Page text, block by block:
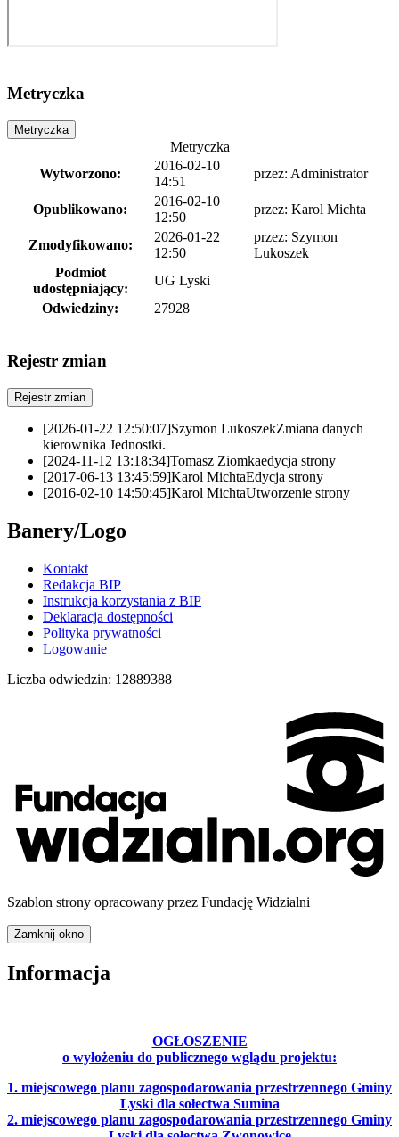
Metryczka
Metryczka
Metryczka
Wytworzono:
2016-02-10
14:51
przez: Administrator
Opublikowano:
2016-02-10
12:50
przez: Karol Michta
Zmodyfikowano:
2026-01-22
12:50
przez: Szymon
Lukoszek
Podmiot
udostępniający:
UG Lyski
Odwiedziny:
27928
Rejestr zmian
Rejestr zmian
[2026-01-22 12:50:07]Szymon LukoszekZmiana danych
kierownika Jednostki.
[2024-11-12 13:18:34]Tomasz Ziomkaedycja strony
[2017-06-13 13:45:59]Karol MichtaEdycja strony
[2016-02-10 14:50:45]Karol MichtaUtworzenie strony
Banery/Logo
Kontakt
Redakcja BIP
Instrukcja korzystania z BIP
Deklaracja dostępności
Polityka prywatności
Logowanie
Liczba odwiedzin: 12889388
Szablon strony opracowany przez Fundację Widzialni
Zamknij okno
Informacja
OGŁOSZENIE
o wyłożeniu do publicznego wglądu projektu:
1. miejscowego planu zagospodarowania przestrzennego Gminy
Lyski dla sołectwa Sumina
2. miejscowego planu zagospodarowania przestrzennego Gminy